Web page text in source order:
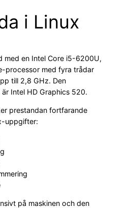
i Linux
med en Intel Core i5-6200U,
processor med fyra trådar
till 2,8 GHz. Den
Intel HD Graphics 520.
prestandan fortfarande
uppgifter:
på maskinen och den